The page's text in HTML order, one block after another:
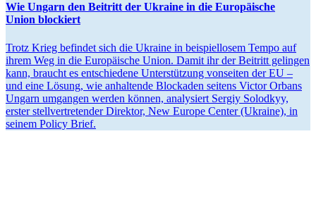
Wie Ungarn den Beitritt der Ukraine in die Europäische
Union blockiert
Trotz Krieg befindet sich die Ukraine in beispiel­losem Tempo auf
ihrem Weg in die Europäische Union. Damit ihr der Beitritt gelingen
kann, braucht es entschiedene Unter­stützung vonseiten der EU –
und eine Lösung, wie anhal­tende Blockaden seitens Victor Orbans
Ungarn umgangen werden können, analy­siert Sergiy Solodkyy,
erster stell­ver­tre­tender Direktor, New Europe Center (Ukraine), in
seinem Policy Brief.